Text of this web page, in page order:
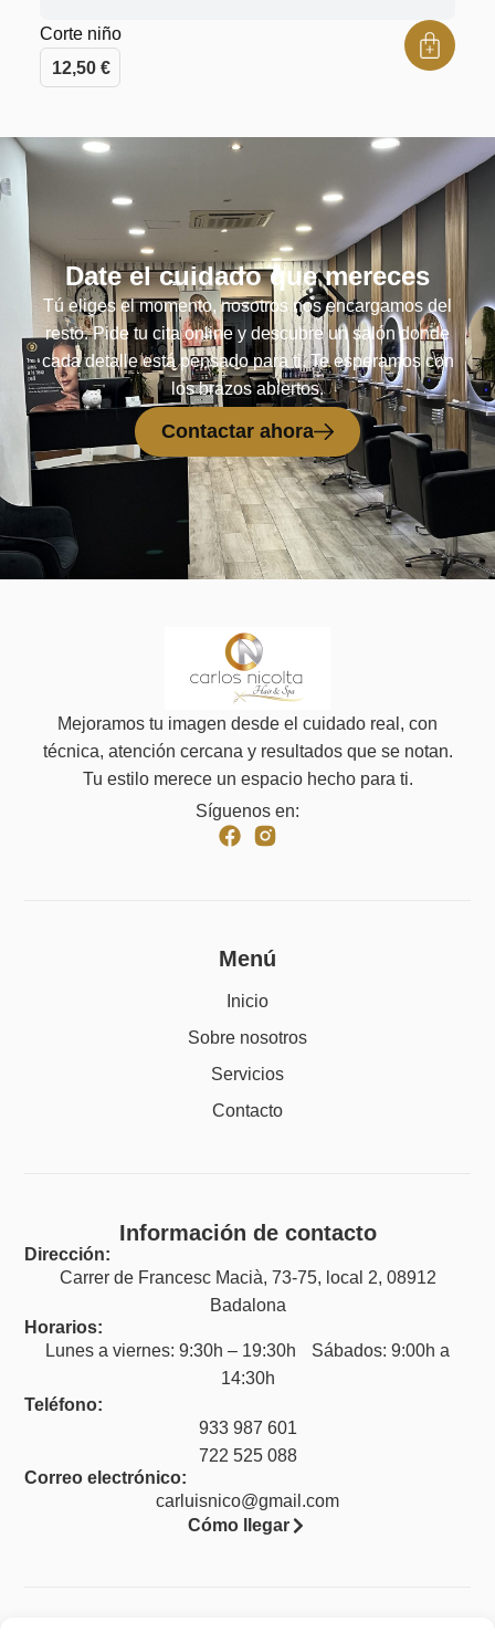
Corte niño
12,50 €
Date el cuidado que mereces
Tú eliges el momento, nosotros nos encargamos del
resto. Pide tu cita online y descubre un salón donde
cada detalle está pensado para ti. Te esperamos con
los brazos abiertos.
Contactar ahora
Mejoramos tu imagen desde el cuidado real, con
técnica, atención cercana y resultados que se notan.
Tu estilo merece un espacio hecho para ti.
Síguenos en:
Menú
Inicio
Sobre nosotros
Servicios
Contacto
Información de contacto
Dirección:
Carrer de Francesc Macià, 73-75, local 2, 08912
Badalona
Horarios:
Lunes a viernes: 9:30h – 19:30h Sábados: 9:00h a
14:30h
Teléfono:
933 987 601
722 525 088
Correo electrónico:
carluisnico@gmail.com
Cómo llegar